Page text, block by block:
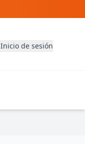
Inicio de sesión